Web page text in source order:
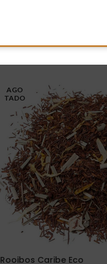
AGO
TADO
Rooibos Caribe Eco